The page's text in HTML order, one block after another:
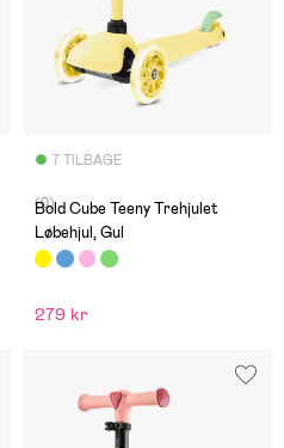
7 TILBAGE
(0)
Bold Cube Teeny Trehjulet
Løbehjul, Gul
279 kr